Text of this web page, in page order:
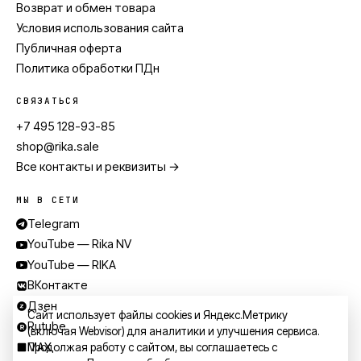
Сайт использует файлы cookies и Яндекс.Метрику
(включая Webvisor) для аналитики и улучшения сервиса.
Продолжая работу с сайтом, вы соглашаетесь с
Возврат и обмен товара
Условия использования сайта
Публичная оферта
Политика обработки ПДн
СВЯЗАТЬСЯ
+7 495 128-93-85
shop@rika.sale
Все контакты и реквизиты →
МЫ В СЕТИ
Telegram
YouTube — Rika NV
YouTube — RIKA
ВКонтакте
Дзен
Rutube
MAX